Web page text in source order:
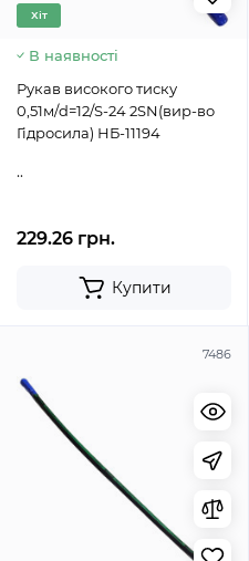
Хіт
В наявності
Рукав високого тиску
0,51м/d=12/S-24 2SN(вир-во
Гідросила) НБ-11194
..
229.26 грн.
Купити
7486